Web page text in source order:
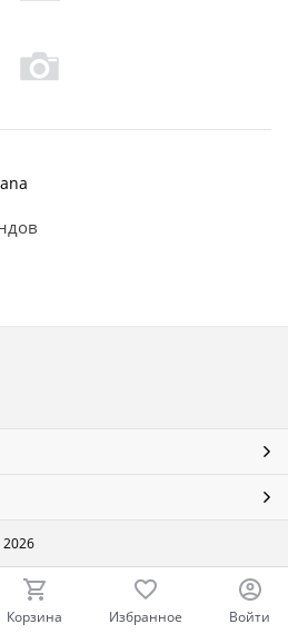
Корзина Избранное Войти